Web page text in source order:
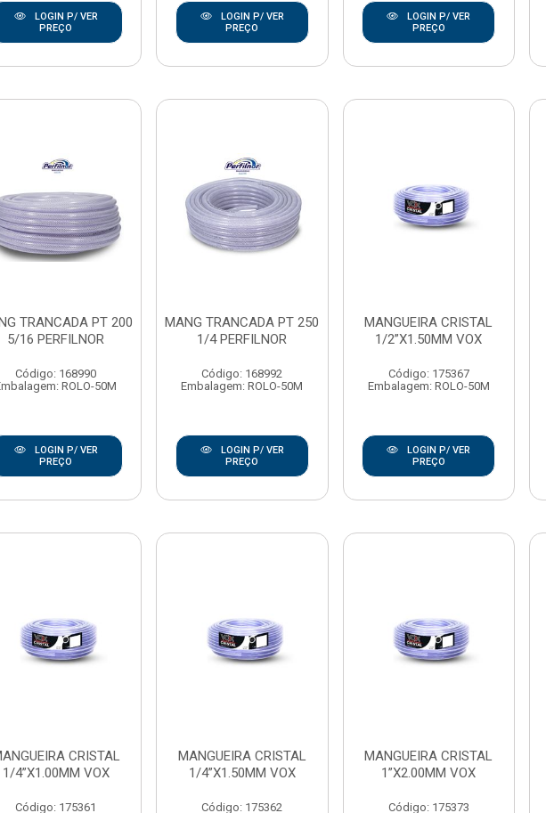
LOGIN P/ VER
PREÇO
LOGIN P/ VER
PREÇO
LOGIN P/ VER
PREÇO
TRANCADA PT 200
5/16 PERFILNOR
Código: 168990
ROLO-50M
LOGIN P/ VER
PREÇO
MANG TRANCADA PT 250
1/4 PERFILNOR
Código: 168992
Embalagem: ROLO-50M
LOGIN P/ VER
PREÇO
MANGUEIRA CRISTAL
1/2”X1.50MM VOX
Código: 175367
Embalagem: ROLO-50M
LOGIN P/ VER
PREÇO
CRISTAL
1/4”X1.00MM VOX
Código: 175361
MANGUEIRA CRISTAL
1/4”X1.50MM VOX
Código: 175362
MANGUEIRA CRISTAL
1”X2.00MM VOX
Código: 175373